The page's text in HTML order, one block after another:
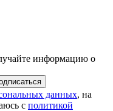
информацию о
данных, на
с политикой